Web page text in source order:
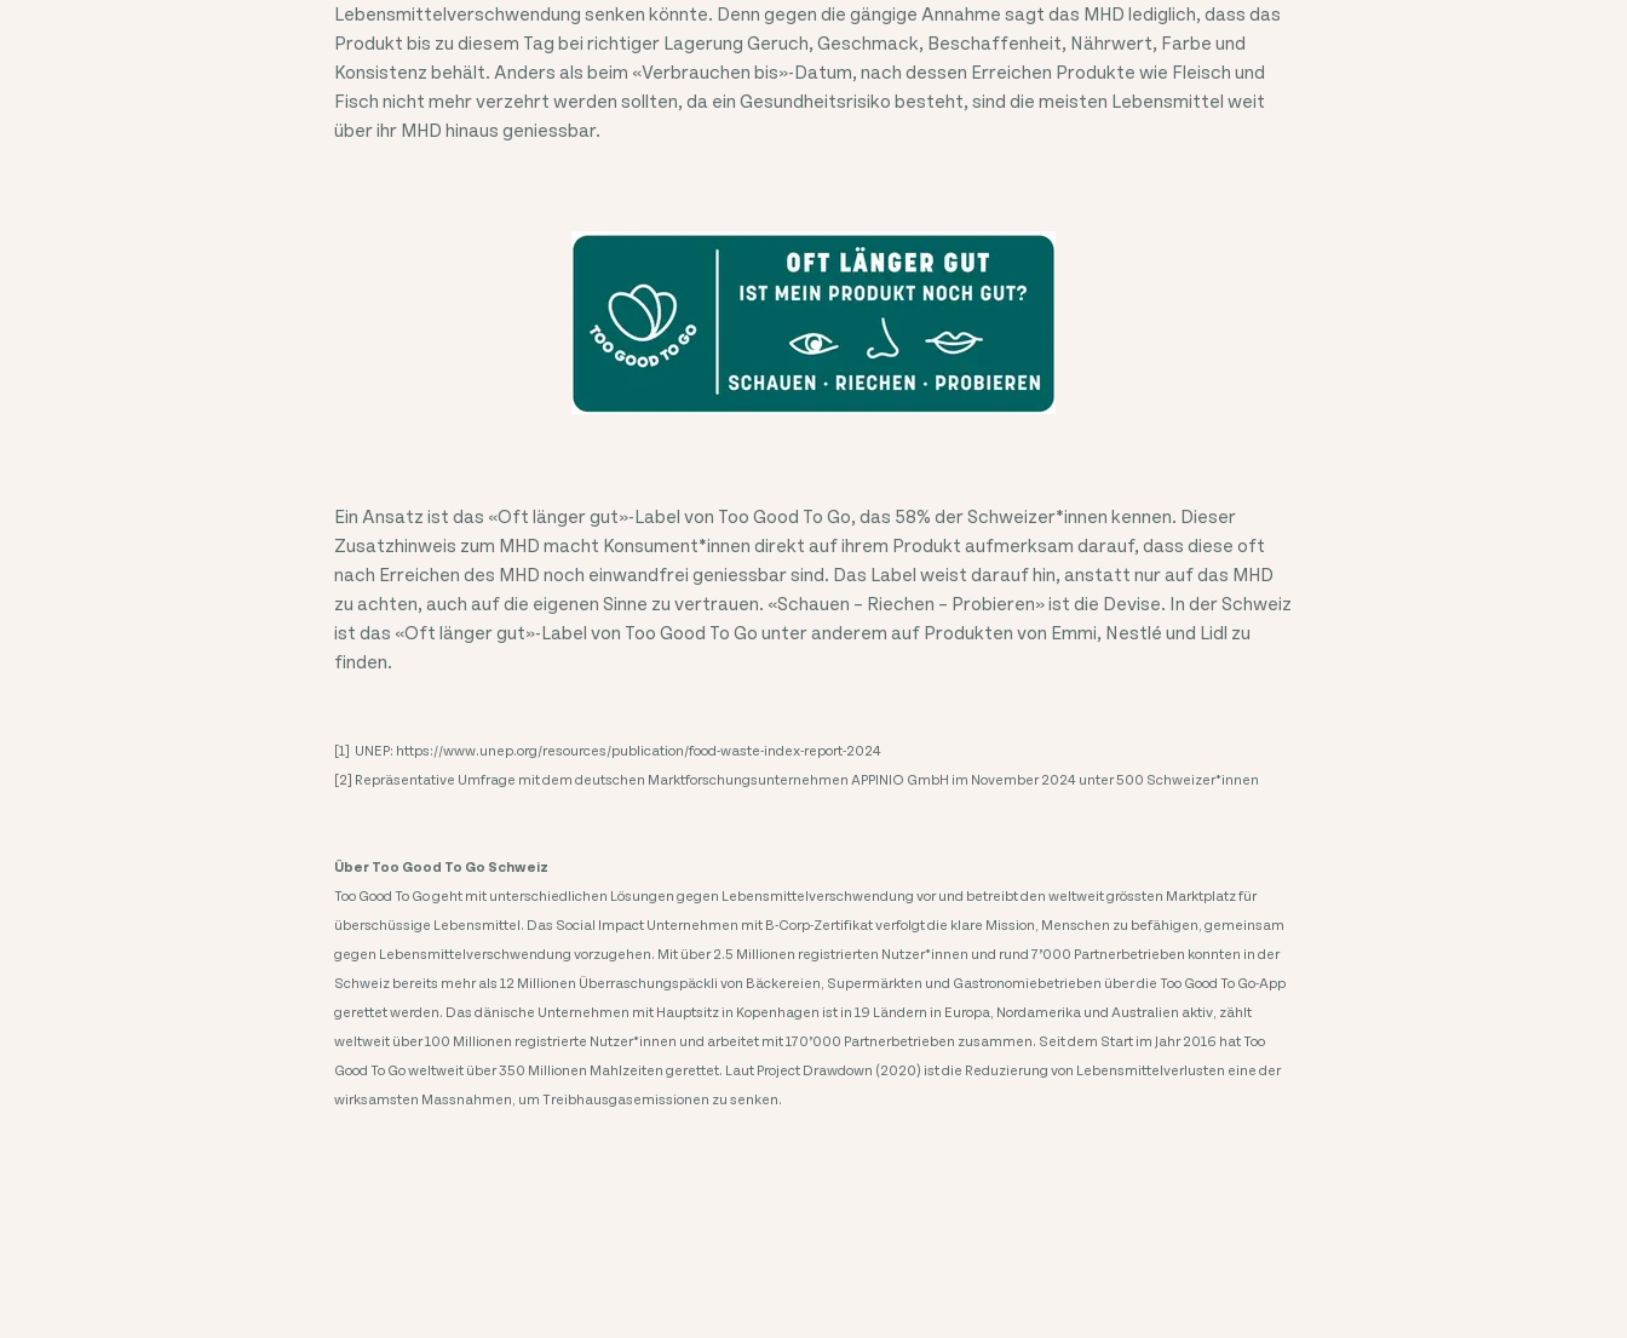
Lebensmittelverschwendung senken könnte. Denn gegen die gängige Annahme sagt das MHD lediglich, dass das
Produkt bis zu diesem Tag bei richtiger Lagerung Geruch, Geschmack, Beschaffenheit, Nährwert, Farbe und
Konsistenz behält. Anders als beim «Verbrauchen bis»-Datum, nach dessen Erreichen Produkte wie Fleisch und
Fisch nicht mehr verzehrt werden sollten, da ein Gesundheitsrisiko besteht, sind die meisten Lebensmittel weit
über ihr MHD hinaus geniessbar.
Ein Ansatz ist das «Oft länger gut»-Label von Too Good To Go, das 58% der Schweizer*innen kennen. Dieser
Zusatzhinweis zum MHD macht Konsument*innen direkt auf ihrem Produkt aufmerksam darauf, dass diese oft
nach Erreichen des MHD noch einwandfrei geniessbar sind. Das Label weist darauf hin, anstatt nur auf das MHD
zu achten, auch auf die eigenen Sinne zu vertrauen. «Schauen – Riechen – Probieren» ist die Devise. In der Schweiz
ist das «Oft länger gut»-Label von Too Good To Go unter anderem auf Produkten von Emmi, Nestlé und Lidl zu
finden.
[1] ​ UNEP: https://www.unep.org/resources/publication/food-waste-index-report-2024
[2] Repräsentative Umfrage mit dem deutschen Marktforschungsunternehmen APPINIO GmbH im November 2024 unter 500 Schweizer*innen
Über Too Good To Go Schweiz
Too Good To Go geht mit unterschiedlichen Lösungen gegen Lebensmittelverschwendung vor und betreibt den weltweit grössten Marktplatz für
überschüssige Lebensmittel. Das Social Impact Unternehmen mit B-Corp-Zertifikat verfolgt die klare Mission, Menschen zu befähigen, gemeinsam
gegen Lebensmittelverschwendung vorzugehen. Mit über 2.5 Millionen registrierten Nutzer*innen und rund 7’000 Partnerbetrieben konnten in der
Schweiz bereits mehr als 12 Millionen Überraschungspäckli von Bäckereien, Supermärkten und Gastronomiebetrieben über die Too Good To Go-App
gerettet werden. ​Das dänische Unternehmen mit Hauptsitz in Kopenhagen ist in 19 Ländern in Europa, Nordamerika und Australien aktiv, zählt
weltweit über 100 Millionen registrierte Nutzer*innen und arbeitet mit 170’000 Partnerbetrieben zusammen. Seit dem Start im Jahr 2016 hat Too
Good To Go weltweit über 350 Millionen Mahlzeiten gerettet. Laut Project Drawdown (2020) ist die Reduzierung von Lebensmittelverlusten eine der
wirksamsten Massnahmen, um Treibhausgasemissionen zu senken.